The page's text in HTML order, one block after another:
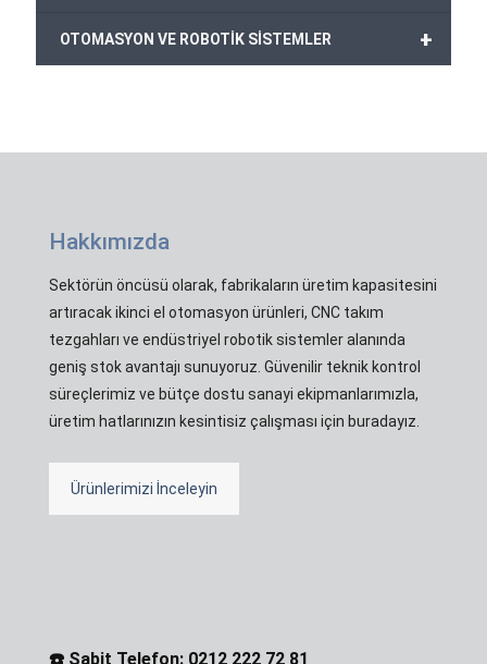
+
OTOMASYON VE ROBOTİK SİSTEMLER
Hakkımızda
Sektörün öncüsü olarak, fabrikaların üretim kapasitesini
artıracak ikinci el otomasyon ürünleri, CNC takım
tezgahları ve endüstriyel robotik sistemler alanında
geniş stok avantajı sunuyoruz. Güvenilir teknik kontrol
süreçlerimiz ve bütçe dostu sanayi ekipmanlarımızla,
üretim hatlarınızın kesintisiz çalışması için buradayız.
Ürünlerimizi İnceleyin
☎️ Sabit Telefon: 0212 222 72 81